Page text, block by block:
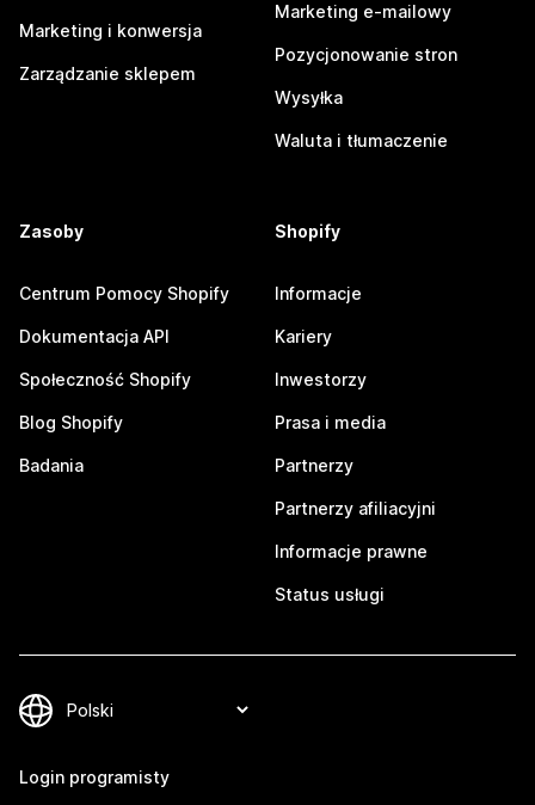
Marketing i konwersja
Zarządzanie sklepem
Marketing e-mailowy
Pozycjonowanie stron
Wysyłka
Waluta i tłumaczenie
Zasoby
Centrum Pomocy Shopify
Dokumentacja API
Społeczność Shopify
Blog Shopify
Badania
Shopify
Informacje
Kariery
Inwestorzy
Prasa i media
Partnerzy
Partnerzy afiliacyjni
Informacje prawne
Status usługi
Login programisty